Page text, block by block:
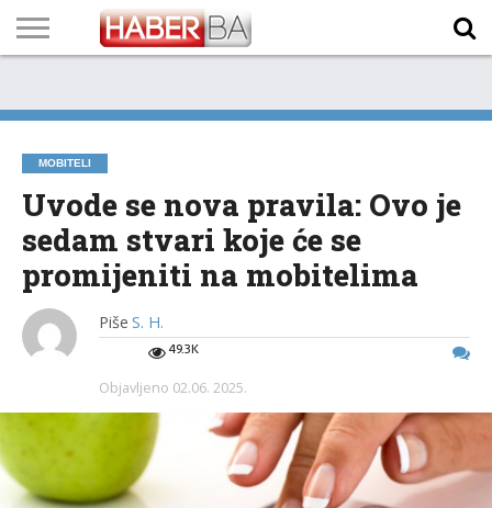
TECH
PROGRAM
PROGNOZA
PUTEVIMA
LISTA
NAMA
MOBITELI
Uvode se nova pravila: Ovo je
sedam stvari koje će se
promijeniti na mobitelima
Piše S. H.
49.3K
Objavljeno 02.06. 2025.